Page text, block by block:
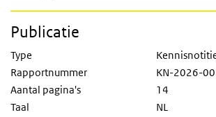
Publicatie
Type
Rapportnummer
KN-2026-
Aantal pagina's
14
Taal
NL